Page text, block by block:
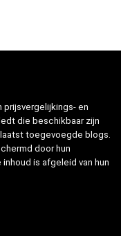
prijsvergelijkings- en
die beschikbaar zijn
toegevoegde blogs.
door hun
is afgeleid van hun